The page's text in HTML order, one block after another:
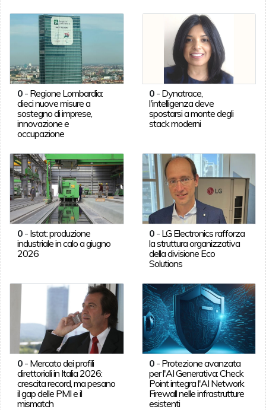
0- Regione Lombardia:
dieci nuove misure a
sostegno di imprese,
innovazione e
occupazione
0 - Dynatrace,
l'intelligenza deve
spostarsi a monte degli
stack moderni
0- Istat: produzione
industriale in calo a giugno
2026
0 - LG Electronics rafforza
la struttura organizzativa
della divisione Eco
Solutions
0- Mercato dei profili
direttoriali in Italia 2026:
crescita record, ma pesano
il gap delle PMI e il
mismatch
0 - Protezione avanzata
per l'AI Generativa: Check
Point integra l'AI Network
Firewall nelle infrastrutture
esistenti